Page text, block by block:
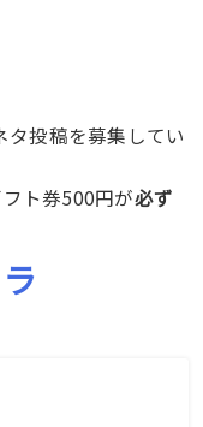
投稿を募集してい
ト券500円が必ず